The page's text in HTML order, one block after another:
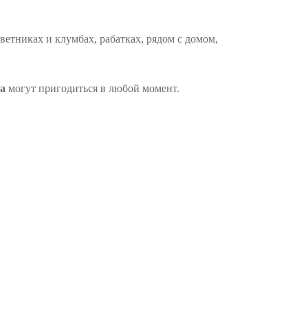
и клумбах, рабатках, рядом с домом,
могут пригодиться в любой момент.